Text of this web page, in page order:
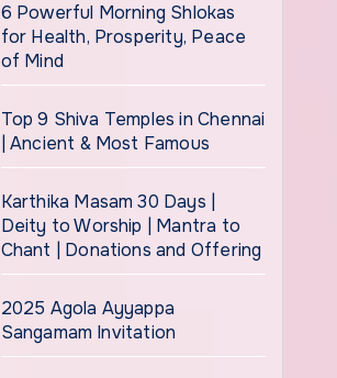
6 Powerful Morning Shlokas
for Health, Prosperity, Peace
of Mind
Top 9 Shiva Temples in Chennai
| Ancient & Most Famous
Karthika Masam 30 Days |
Deity to Worship | Mantra to
Chant | Donations and Offering
2025 Agola Ayyappa
Sangamam Invitation